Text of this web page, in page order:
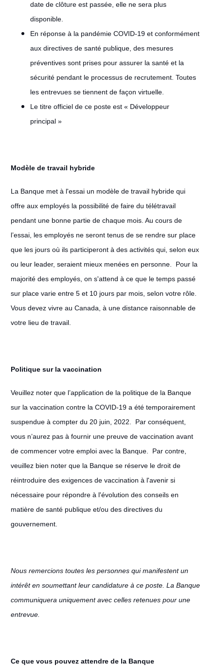
date de clôture est passée, elle ne sera plus
disponible.
En réponse à la pandémie COVID-19 et conformément
aux directives de santé publique, des mesures
préventives sont prises pour assurer la santé et la
sécurité pendant le processus de recrutement. Toutes
les entrevues se tiennent de façon virtuelle.
Le titre officiel de ce poste est « Développeur
principal »
Modèle de travail hybride
La Banque met à l'essai un modèle de travail hybride qui
offre aux employés la possibilité de faire du télétravail
pendant une bonne partie de chaque mois. Au cours de
l’essai, les employés ne seront tenus de se rendre sur place
que les jours où ils participeront à des activités qui, selon eux
ou leur leader, seraient mieux menées en personne. Pour la
majorité des employés, on s'attend à ce que le temps passé
sur place varie entre 5 et 10 jours par mois, selon votre rôle.
Vous devez vivre au Canada, à une distance raisonnable de
votre lieu de travail.
Politique sur la vaccination
Veuillez noter que l’application de la politique de la Banque
sur la vaccination contre la COVID-19 a été temporairement
suspendue à compter du 20 juin, 2022. Par conséquent,
vous n’aurez pas à fournir une preuve de vaccination avant
de commencer votre emploi avec la Banque. Par contre,
veuillez bien noter que la Banque se réserve le droit de
réintroduire des exigences de vaccination à l'avenir si
nécessaire pour répondre à l'évolution des conseils en
matière de santé publique et/ou des directives du
gouvernement.
Nous remercions toutes les personnes qui manifestent un
intérêt en soumettant leur candidature à ce poste. La Banque
communiquera uniquement avec celles retenues pour une
entrevue.
Ce que vous pouvez attendre de la Banque